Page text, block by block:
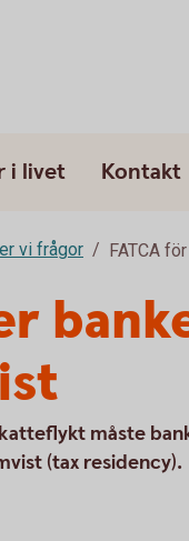
i livet Kontakt
vi frågor FATCA
måste
(tax residency).